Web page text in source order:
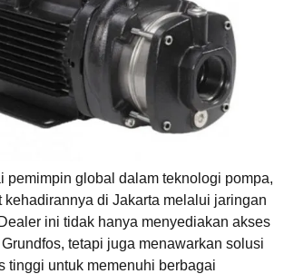
pemimpin global dalam teknologi pompa,
kehadirannya di Jakarta melalui jaringan
ini tidak hanya menyediakan akses
tetapi juga menawarkan solusi
tinggi untuk memenuhi berbagai